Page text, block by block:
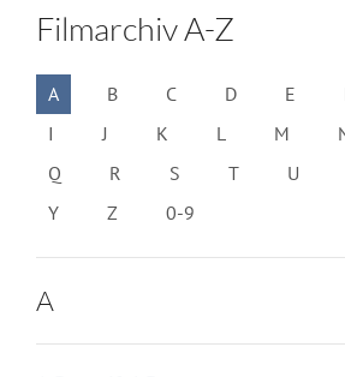
Filmarchiv A-Z
A B C D E
I
J K L M
Q
R S T U
Y
Z 0-9
A